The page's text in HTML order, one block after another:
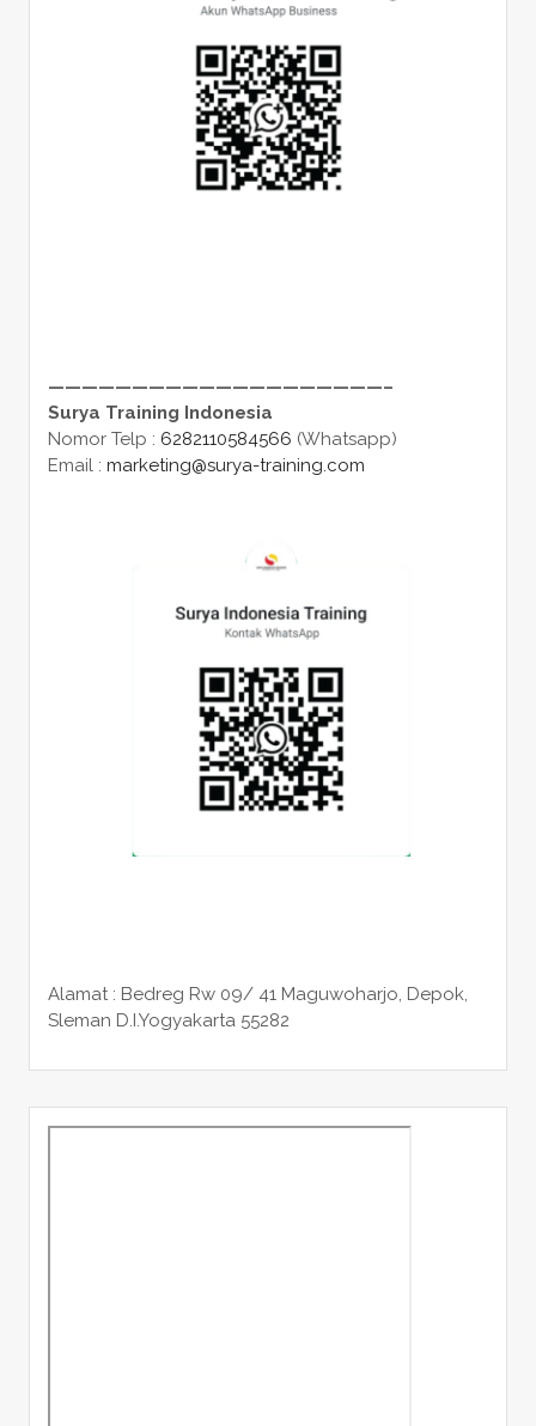
————————————————————–
Surya Training Indonesia
Nomor Telp : 6282110584566 (Whatsapp)
Email : marketing@surya-training.com
Alamat : Bedreg Rw 09/ 41 Maguwoharjo, Depok,
Sleman D.I.Yogyakarta 55282